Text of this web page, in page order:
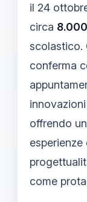
il 24
circa
scolastico.
conferma
offrendo
come